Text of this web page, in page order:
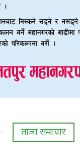
ताजा समाचार